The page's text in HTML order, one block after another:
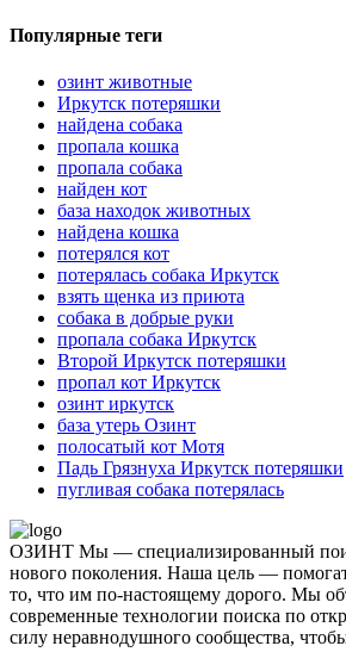
Популярные теги
озинт животные
Иркутск потеряшки
найдена собака
пропала кошка
пропала собака
найден кот
база находок животных
найдена кошка
потерялся кот
потерялась собака Иркутск
взять щенка из приюта
собака в добрые руки
пропала собака Иркутск
Второй Иркутск потеряшки
пропал кот Иркутск
озинт иркутск
база утерь Озинт
полосатый кот Мотя
Падь Грязнуха Иркутск потеряшки
пугливая собака потерялась
ОЗИНТ Мы — специализированный
нового поколения. Наша цель —
то, что им по-настоящему дорого. Мы
современные технологии поиска по
силу неравнодушного сообщества,